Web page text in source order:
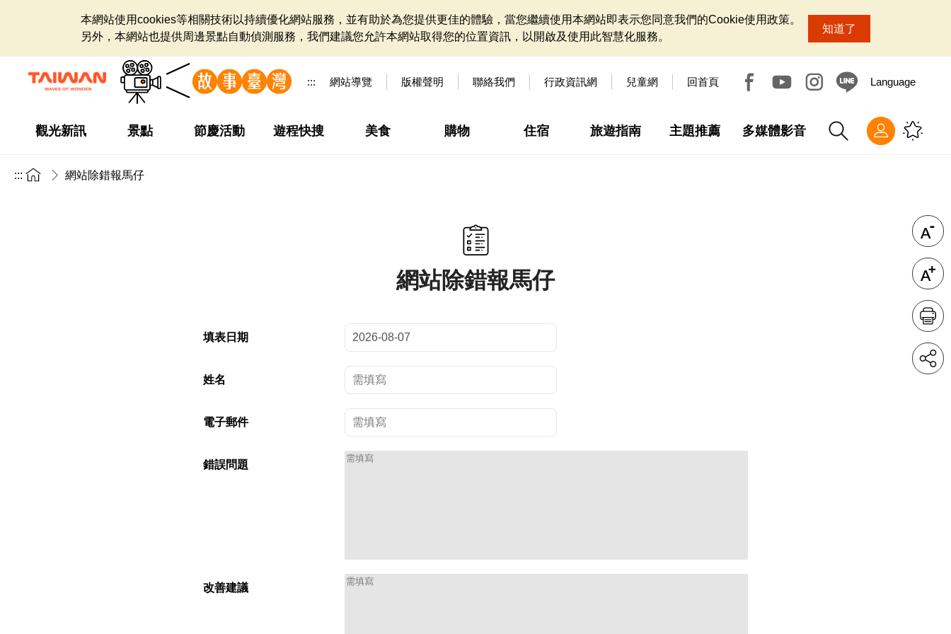
本網站使用cookies等相關技術以持續優化網站服務，並有助於為您提供更佳的體驗，當您繼續使用本網站即表示您同意我們的Cookie使用政策。
另外，本網站也提供周邊景點自動偵測服務，我們建議您允許本網站取得您的位置資訊，以開啟及使用此智慧化服務。
知道了
::: 網站導覽 版權聲明 聯絡我們 行政資訊網 兒童網 回首頁 Language
觀光新訊 景點 節慶活動 遊程快搜 美食 購物 住宿 旅遊指南 主題推薦 多媒體影音
::: 網站除錯報馬仔
網站除錯報馬仔
填表日期
姓名
電子郵件
錯誤問題
改善建議